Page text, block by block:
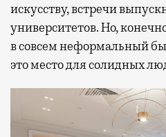
искусству, встречи
университетов. Но,
в совсем неформальный
это место для солидных